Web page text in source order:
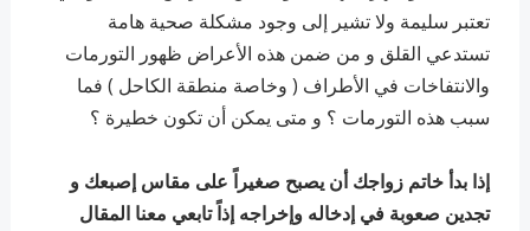
تعتبر سليمة ولا تشير إلى وجود مشكلة صحية هامة
تستدعي القلق و من ضمن هذه الأعراض ظهور التورمات
والانتفاخات في الأطراف ( وخاصة منطقة الكاحل ) فما
سبب هذه التورمات ؟ و متى يمكن أن تكون خطيرة ؟
إذا بدأ خاتم زواجك أن يصبح صغيراً على مقاس إصبعك و
تجدين صعوبة في إدخاله وإخراجه إذاً تابعي معنا المقال